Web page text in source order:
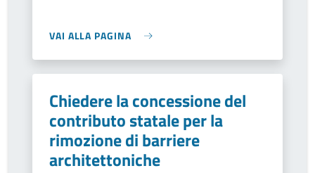
VAI ALLA PAGINA
Chiedere la concessione del
contributo statale per la
rimozione di barriere
architettoniche